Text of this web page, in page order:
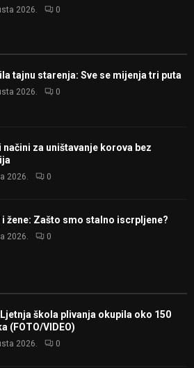
2026. 0
tajnu starenja: Sve se mijenja tri puta
2026. 0
načini za uništavanje korova bez
2026. 0
žene: Zašto smo stalno iscrpljene?
2026. 0
Ljetnja škola plivanja okupila oko 150
(FOTO/VIDEO)
2026. 0